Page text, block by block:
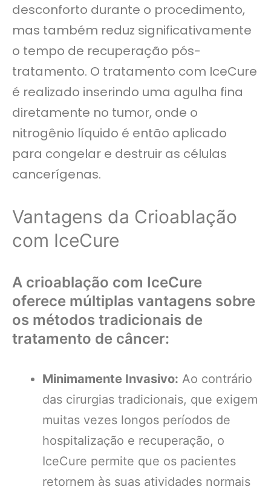
desconforto durante o procedimento,
mas também reduz significativamente
o tempo de recuperação pós-
tratamento. O tratamento com IceCure
é realizado inserindo uma agulha fina
diretamente no tumor, onde o
nitrogênio líquido é então aplicado
para congelar e destruir as células
cancerígenas.
Vantagens da Crioablação
com IceCure
A crioablação com IceCure
oferece múltiplas vantagens sobre
os métodos tradicionais de
tratamento de câncer:
Minimamente Invasivo: Ao contrário
das cirurgias tradicionais, que exigem
muitas vezes longos períodos de
hospitalização e recuperação, o
IceCure permite que os pacientes
retornem às suas atividades normais